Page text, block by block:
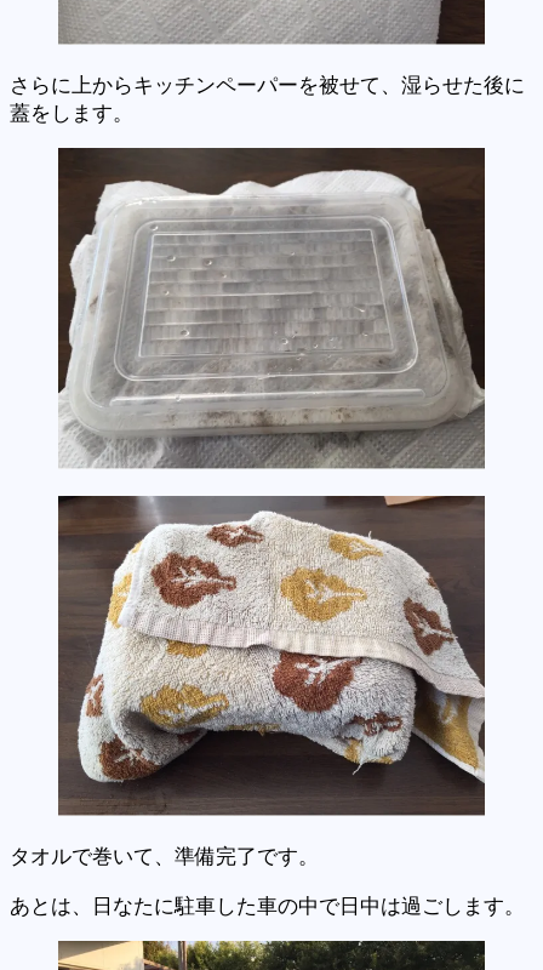
さらに上からキッチンペーパーを被せて、湿らせた後に
蓋をします。
タオルで巻いて、準備完了です。
あとは、日なたに駐車した車の中で日中は過ごします。